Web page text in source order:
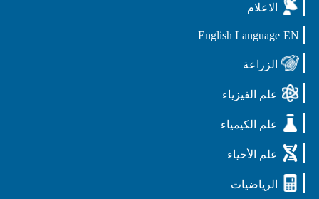
الاعلام
EN
English Language
الزراعة
علم الفيزياء
علم الكيمياء
علم الأحياء
الرياضيات